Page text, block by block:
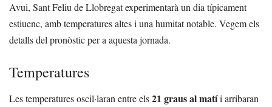
Avui, Sant Feliu de Llobregat experimentarà un dia típicament
estiuenc, amb temperatures altes i una humitat notable. Vegem els
detalls del pronòstic per a aquesta jornada.
Temperatures
Les temperatures oscil·laran entre els21 graus al matíi arribaran